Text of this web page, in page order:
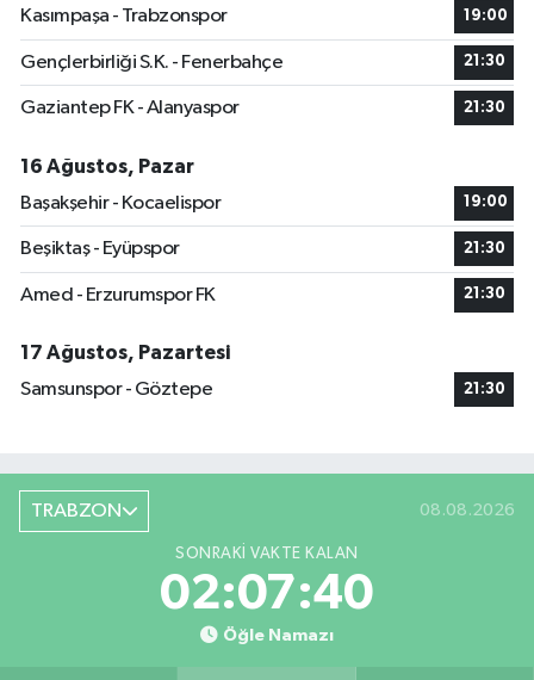
Kasımpaşa - Trabzonspor 19:00
Gençlerbirliği S.K. - Fenerbahçe 21:30
Gaziantep FK - Alanyaspor 21:30
16 Ağustos, Pazar
Başakşehir - Kocaelispor
19:00
Beşiktaş - Eyüpspor 21:30
Amed - Erzurumspor FK 21:30
17 Ağustos, Pazartesi
Samsunspor - Göztepe
21:30
TRABZON 08.08.2026
SONRAKI VAKTE KALAN
02:07:39
Öğle Namazı